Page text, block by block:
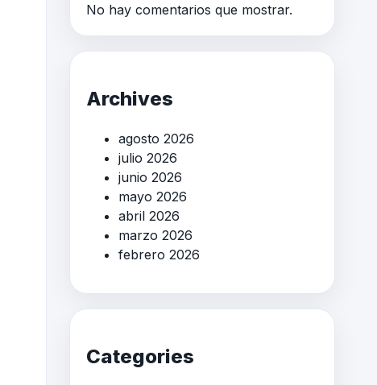
No hay comentarios que mostrar.
Archives
agosto 2026
julio 2026
junio 2026
mayo 2026
abril 2026
marzo 2026
febrero 2026
Categories